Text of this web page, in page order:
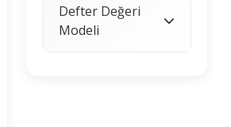
Defter Değeri
Modeli